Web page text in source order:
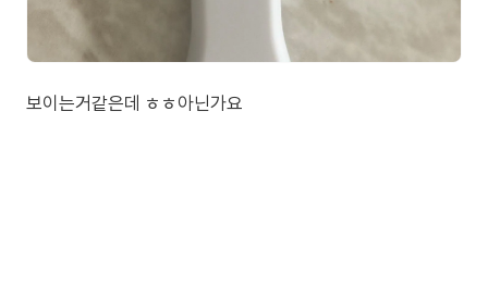
보이는거같은데 ㅎㅎ아닌가요